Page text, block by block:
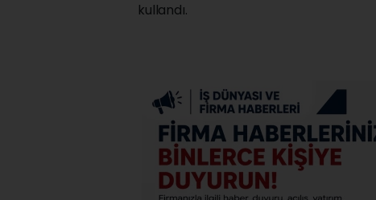
kullandı.